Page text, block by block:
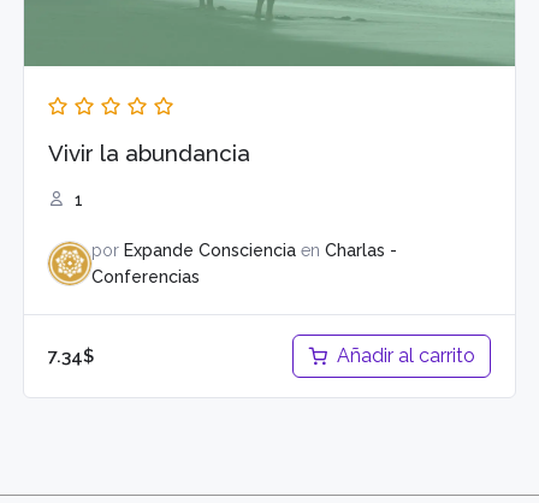
Vivir la abundancia
1
por Expande Conscienciaen Charlas -
Conferencias
7.34$ Añadir al carrito